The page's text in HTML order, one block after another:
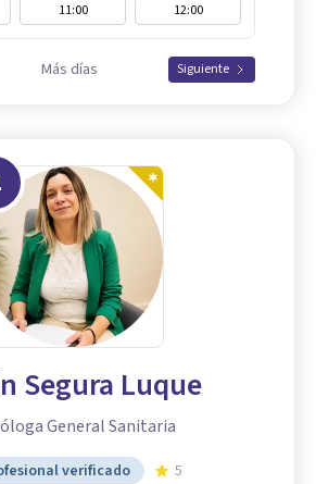
11:00 12:00
Más días Siguiente
Segura Luque
General Sanitaria
verificado
5